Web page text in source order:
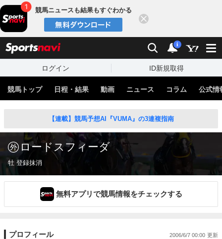
競馬ニュースも結果もすぐわかる
検索 通知
i
ログイン ID新規取得
競馬トップ 日程・結果 動画 ニュース コラム 公式情
【連載】競馬予想AI『VUMA』の3連複指南
ロードスフィーダ
牡 登録抹消
無料アプリで競馬情報をチェックする
プロフィール 2006/6/7 00:00